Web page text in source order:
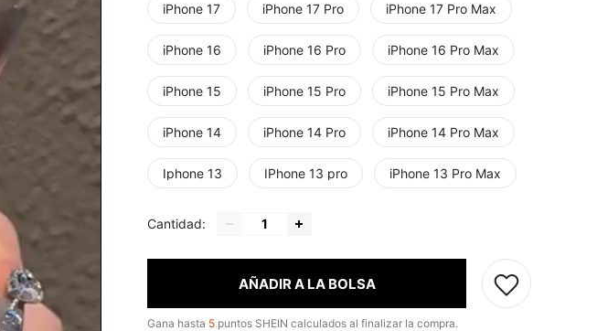
iPhone 17 iPhone 17 Pro iPhone 17 Pro Max
iPhone 16 iPhone 16 Pro iPhone 16 Pro Max
iPhone 15 iPhone 15 Pro iPhone 15 Pro Max
iPhone 14 iPhone 14 Pro iPhone 14 Pro Max
Iphone 13 IPhone 13 pro iPhone 13 Pro Max
Cantidad:
AÑADIR A LA BOLSA
Gana hasta 5 puntos SHEIN calculados al finalizar la compra.